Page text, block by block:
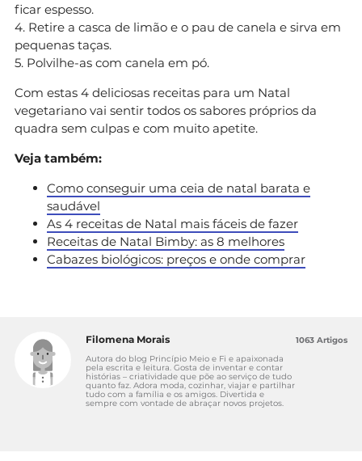
ficar espesso.
4. Retire a casca de limão e o pau de canela e sirva em
pequenas taças.
5. Polvilhe-as com canela em pó.
Com estas 4 deliciosas receitas para um Natal
vegetariano vai sentir todos os sabores próprios da
quadra sem culpas e com muito apetite.
Veja também:
Como conseguir uma ceia de natal barata e
saudável
As 4 receitas de Natal mais fáceis de fazer
Receitas de Natal Bimby: as 8 melhores
Cabazes biológicos: preços e onde comprar
Filomena Morais
Autora do blog Princípio Meio e Fi e apaixonada
pela escrita e leitura. Gosta de inventar e contar
histórias – criatividade que põe ao serviço de tudo
quanto faz. Adora moda, cozinhar, viajar e partilhar
tudo com a família e os amigos. Divertida e
sempre com vontade de abraçar novos projetos.
1063 Artigos